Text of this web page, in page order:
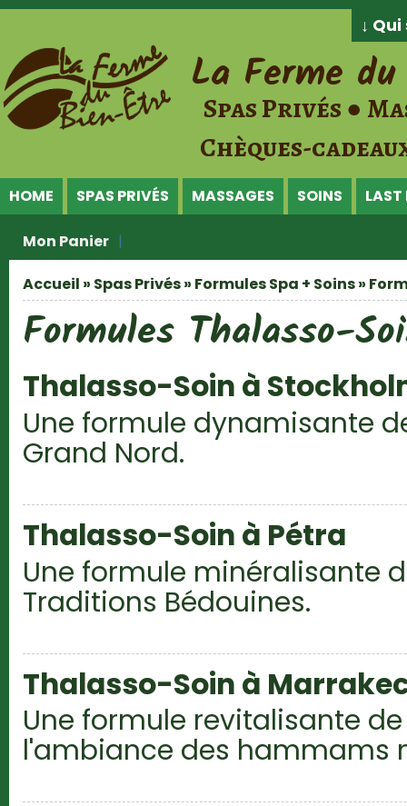
Jump to Content
↓
La Ferme
Spas Privés ●
Chèques-
HOME SPAS PRIVÉS MASSAGES SOINS LAST
Mon Panier
Vous êtes ici
Accueil » Spas Privés» Formules Spa + Soins»
Formules Thalasso-
Thalasso-Soin à
Une formule dynamisante
Grand Nord.
Thalasso-Soin à Pétra
Une formule minéralisante
Traditions Bédouines.
Thalasso-Soin à
Une formule revitalisante
l'ambiance des hammams